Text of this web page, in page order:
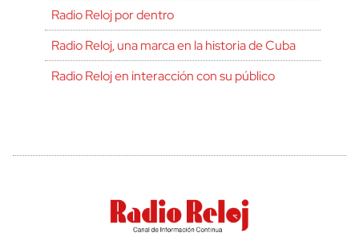
Radio Reloj por dentro
Radio Reloj, una marca en la historia de Cuba
Radio Reloj en interacción con su público